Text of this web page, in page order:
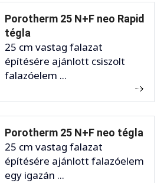
Porotherm 25 N+F neo Rapid
tégla
25 cm vastag falazat
építésére ajánlott csiszolt
falazóelem ...
Porotherm 25 N+F neo tégla
25 cm vastag falazat
építésére ajánlott falazóelem
egy igazán ...